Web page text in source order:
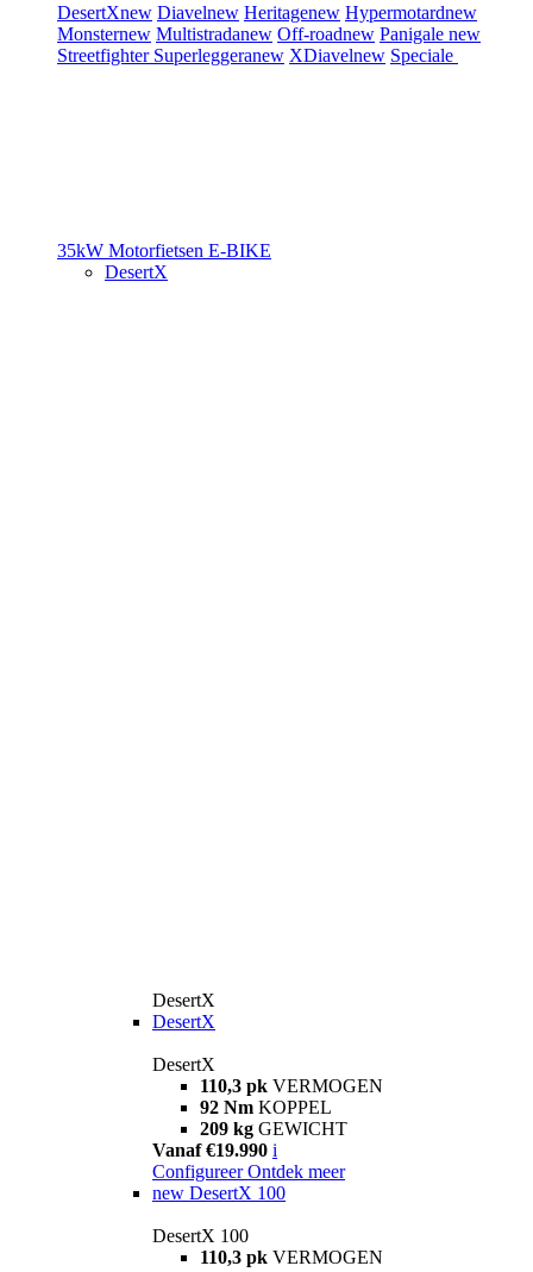
DesertXnew Diavelnew Heritagenew Hypermotardnew
Monsternew Multistradanew Off-roadnew Panigale new
Streetfighter Superleggeranew XDiavelnew Speciale
35kW Motorfietsen E-BIKE
DesertX
DesertX
DesertX
DesertX
110,3 pk VERMOGEN
92 Nm KOPPEL
209 kg GEWICHT
Vanaf €19.990 i
Configureer Ontdek meer
new DesertX 100
DesertX 100
110,3 pk VERMOGEN